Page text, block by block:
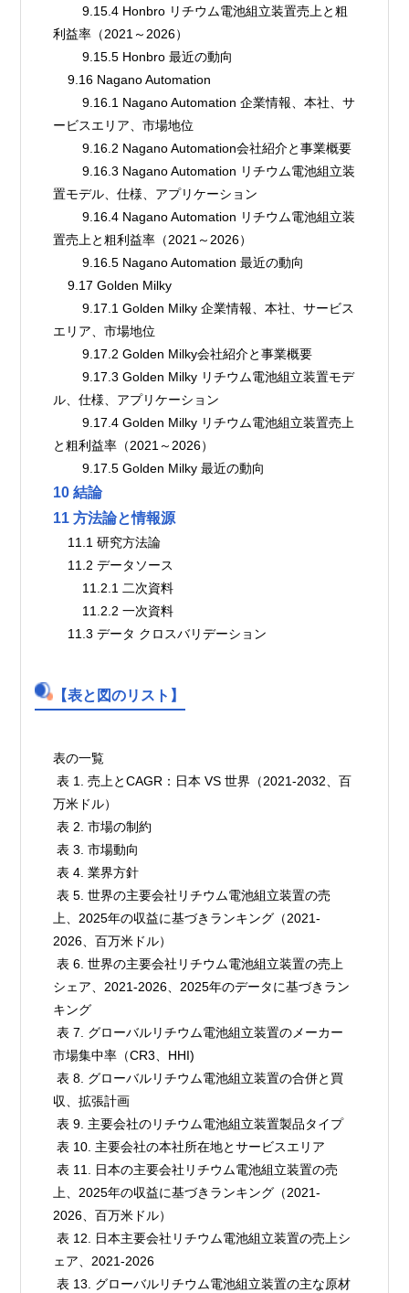
        9.15.4 Honbro リチウム電池組立装置売上と粗
利益率（2021～2026）
        9.15.5 Honbro 最近の動向
    9.16 Nagano Automation
        9.16.1 Nagano Automation 企業情報、本社、サ
ービスエリア、市場地位
        9.16.2 Nagano Automation会社紹介と事業概要
        9.16.3 Nagano Automation リチウム電池組立装
置モデル、仕様、アプリケーション
        9.16.4 Nagano Automation リチウム電池組立装
置売上と粗利益率（2021～2026）
        9.16.5 Nagano Automation 最近の動向
    9.17 Golden Milky
        9.17.1 Golden Milky 企業情報、本社、サービス
エリア、市場地位
        9.17.2 Golden Milky会社紹介と事業概要
        9.17.3 Golden Milky リチウム電池組立装置モデ
ル、仕様、アプリケーション
        9.17.4 Golden Milky リチウム電池組立装置売上
と粗利益率（2021～2026）
        9.17.5 Golden Milky 最近の動向
10 結論
11 方法論と情報源
    11.1 研究方法論
    11.2 データソース
        11.2.1 二次資料
        11.2.2 一次資料
    11.3 データ クロスバリデーション
【表と図のリスト】
表の一覧
表 1. 売上とCAGR：日本 VS 世界（2021-2032、百
万米ドル）
表 2. 市場の制約
表 3. 市場動向
表 4. 業界方針
表 5. 世界の主要会社リチウム電池組立装置の売
上、2025年の収益に基づきランキング（2021-
2026、百万米ドル）
表 6. 世界の主要会社リチウム電池組立装置の売上
シェア、2021-2026、2025年のデータに基づきラン
キング
表 7. グローバルリチウム電池組立装置のメーカー
市場集中率（CR3、HHI)
表 8. グローバルリチウム電池組立装置の合併と買
収、拡張計画
表 9. 主要会社のリチウム電池組立装置製品タイプ
表 10. 主要会社の本社所在地とサービスエリア
表 11. 日本の主要会社リチウム電池組立装置の売
上、2025年の収益に基づきランキング（2021-
2026、百万米ドル）
表 12. 日本主要会社リチウム電池組立装置の売上シ
ェア、2021-2026
表 13. グローバルリチウム電池組立装置の主な原材